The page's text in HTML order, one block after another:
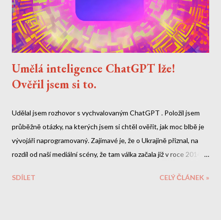
Umělá inteligence ChatGPT lže!
Ověřil jsem si to.
Udělal jsem rozhovor s vychvalovaným ChatGPT . Položil jsem
průběžně otázky, na kterých jsem si chtěl ověřit, jak moc blbě je
vývojáři naprogramovaný. Zajímavé je, že o Ukrajině přiznal, na
rozdíl od naší mediální scény, že tam válka začala již v roce 2014.
Zde je celý přepis naší debaty. Mé otázky a reakce jsou tučně.
SDÍLET CELÝ ČLÁNEK »